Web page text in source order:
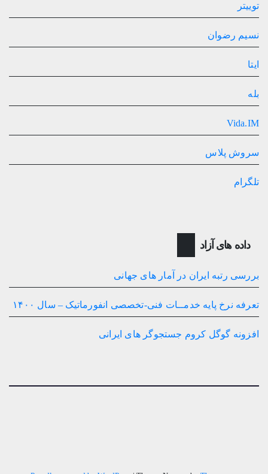
توییتر
نسیم رضوان
ایتا
بله
Vida.IM
سروش پلاس
تلگرام
داده های آزاد
بررسی رتبه ایران در آمار های جهانی
تعرفه نرخ پایه خدمــات فنی-تخصصی انفورماتیک – سال ۱۴۰۰
افزونه گوگل کروم جستجوگر های ایرانی